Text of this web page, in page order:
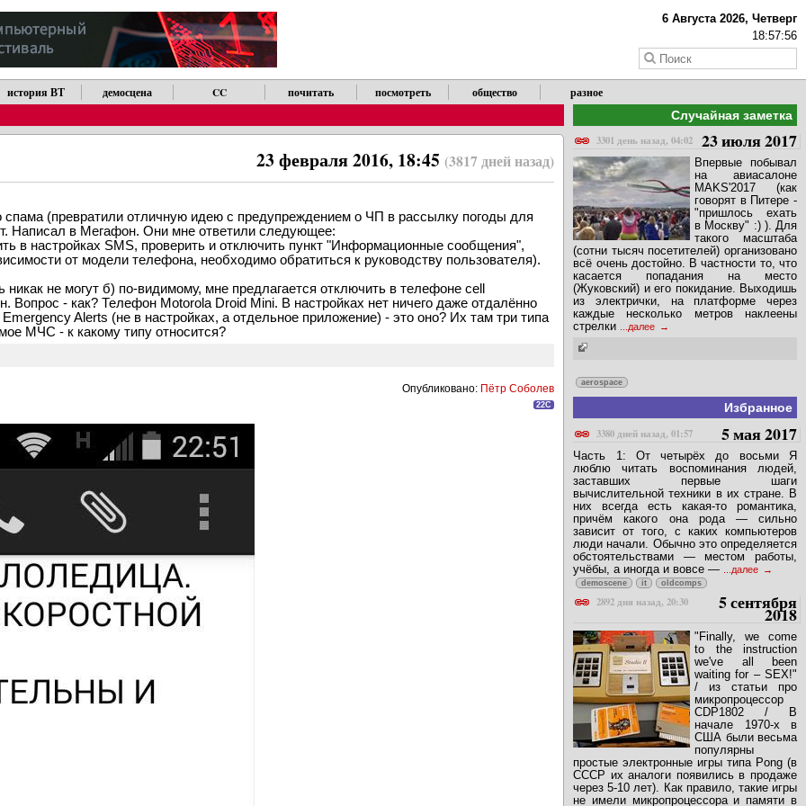
6 Августа 2026, Четверг
18:57:56
история ВТ демосцена CC почитать посмотреть общество разное
23 февраля 2016, 18:45 (3817 дней назад)
(превратили отличную идею с предупреждением о ЧП в рассылку погоды для
Написал в Мегафон. Они мне ответили следующее:
в настройках SMS, проверить и отключить пункт "Информационные сообщения",
от модели телефона, необходимо обратиться к руководству пользователя).
никак не могут б) по-видимому, мне предлагается отключить в телефоне cell
Вопрос - как? Телефон Motorola Droid Mini. В настройках нет ничего даже отдалённо
Alerts (не в настройках, а отдельное приложение) - это оно? Их там три типа
МЧС - к какому типу относится?
Опубликовано: Пётр Соболев
22C
Случайная заметка
3301 день назад, 04:02
23 июля 2017
Впервые побывал
на авиасалоне
МAKS'2017 (как
говорят в Питере -
"пришлось ехать
в Москву" :) ). Для
такого масштаба
(сотни тысяч посетителей) организовано
всё очень достойно. В частности то, что
касается попадания на место
(Жуковский) и его покидание. Выходишь
из электрички, на платформе через
каждые несколько метров наклеены
стрелки ...далее
aerospace
Избранное
3380 дней назад, 01:57
5 мая 2017
Часть 1: От четырёх до восьми Я
люблю читать воспоминания людей,
заставших первые шаги
вычислительной техники в их стране. В
них всегда есть какая-то романтика,
причём какого она рода — сильно
зависит от того, с каких компьютеров
люди начали. Обычно это определяется
обстоятельствами — местом работы,
учёбы, а иногда и вовсе —
...далее
demoscene it oldcomps
2892 дня назад, 20:30 5 сентября
2018
"Finally, we come
to the instruction
we've all been
waiting for – SEX!"
/ из статьи про
микропроцессор
CDP1802 / В
начале 1970-х в
США были весьма
популярны
простые электронные игры типа Pong (в
СССР их аналоги появились в продаже
через 5-10 лет). Как правило, такие игры
не имели микропроцессора и памяти в